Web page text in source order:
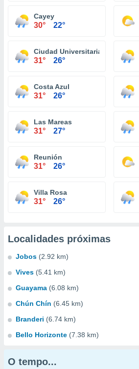
Cayey
30° 22°
Ciudad Universitaria
31° 26°
Costa Azul
31° 26°
Las Mareas
31° 27°
Reunión
31° 26°
Villa Rosa
31° 26°
Localidades próximas
Jobos (2.92 km)
Vives (5.41 km)
Guayama (6.08 km)
Chún Chín (6.45 km)
Branderi (6.74 km)
Bello Horizonte (7.38 km)
O tempo...